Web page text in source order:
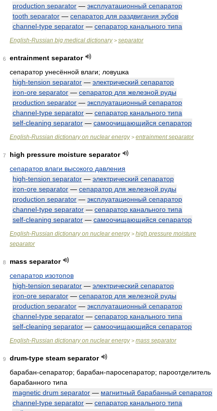
production separator — эксплуатационный сепаратор
tooth separator — сепаратор для раздвигания зубов
channel-type separator — сепаратор канального типа
English-Russian big medical dictionary> separator
6
entrainment separator
сепаратор унесённой влаги; ловушка
high-tension separator — электрический сепаратор
iron-ore separator — сепаратор для железной руды
production separator — эксплуатационный сепаратор
channel-type separator — сепаратор канального типа
self-cleaning separator — самоочищающийся сепаратор
English-Russian dictionary on nuclear energy> entrainment separator
7
high pressure moisture separator
сепаратор влаги высокого давления
high-tension separator — электрический сепаратор
iron-ore separator — сепаратор для железной руды
production separator — эксплуатационный сепаратор
channel-type separator — сепаратор канального типа
self-cleaning separator — самоочищающийся сепаратор
English-Russian dictionary on nuclear energy> high pressure moisture
separator
8
mass separator
сепаратор изотопов
high-tension separator — электрический сепаратор
iron-ore separator — сепаратор для железной руды
production separator — эксплуатационный сепаратор
channel-type separator — сепаратор канального типа
self-cleaning separator — самоочищающийся сепаратор
English-Russian dictionary on nuclear energy> mass separator
9
drum-type steam separator
барабан-сепаратор; барабан-паросепаратор; пароотделитель
барабанного типа
magnetic drum separator — магнитный барабанный сепаратор
channel-type separator — сепаратор канального типа